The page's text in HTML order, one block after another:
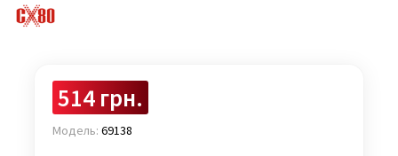
514 грн.
Модель: 69138